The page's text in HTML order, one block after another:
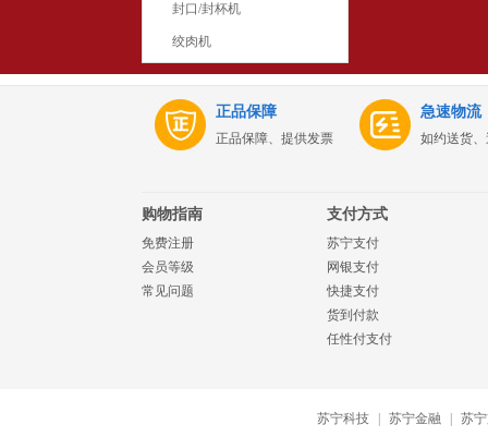
封口/封杯机
绞肉机
正品保障
正品保障、提供发票
急速物流
如约送货
购物指南
免费注册
会员等级
常见问题
支付方式
苏宁支付
网银支付
快捷支付
货到付款
任性付支付
苏宁科技 苏宁金融
苏